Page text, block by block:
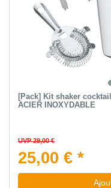
[Pack] Kit shaker
ACIER INOXYDABLE
UVP 29,00 €
25,00 € *